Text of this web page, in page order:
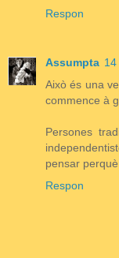
Respon
Assumpta
Això és una
commence à
Persones
pensar
Respon